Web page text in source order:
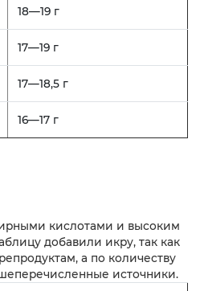
18—19 г
17—19 г
17—18,5 г
16—17 г
кислотами и высоким
добавили икру, так как
а по количеству
источники.